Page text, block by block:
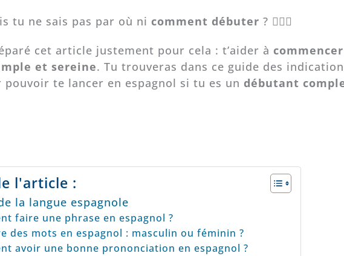
tu ne sais pas par où ni comment débuter ? 🤷🏻‍♂️
cet article justement pour cela : t’aider à commencer
et sereine. Tu trouveras dans ce guide des
pouvoir te lancer en espagnol si tu es un débutant
l'article :
la langue espagnole
faire une phrase en espagnol ?
des mots en espagnol : masculin ou féminin ?
avoir une bonne prononciation en espagnol ?